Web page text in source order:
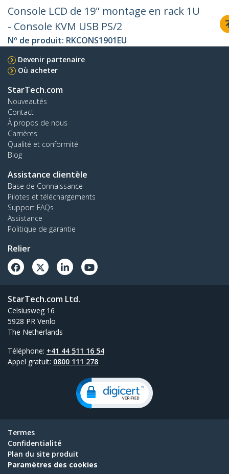
Console LCD de 19" montage en rack 1U
- Console KVM USB PS/2
Nº de produit: RKCONS1901EU
Devenir partenaire
Où acheter
StarTech.com
Nouveautés
Contact
À propos de nous
Carrières
Qualité et conformité
Blog
Assistance clientèle
Base de Connaissance
Pilotes et téléchargements
Support FAQs
Assistance
Politique de garantie
Relier
StarTech.com Ltd.
Celsiusweg 16
5928 PR Venlo
The Netherlands
Téléphone: +41 44 511 16 54
Appel gratuit: 0800 111 278
Termes
Confidentialité
Plan du site produit
Paramètres des cookies